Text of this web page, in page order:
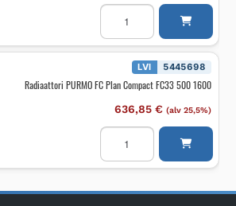
Radiaattori
PURMO
Plan
Ventil
FCV22
700
LVI 5445698
Radiaattori PURMO FC Plan Compact FC33 500 1600
636,85 € (alv 25,5%)
Radiaattori
PURMO
Plan
500